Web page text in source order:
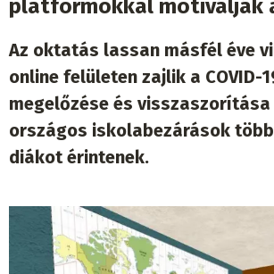
platformokkal motiválják
Az oktatás lassan másfél éve
online felületen zajlik a COVID-
megelőzése és visszaszorítása
országos iskolabezárások
diákot érintenek.